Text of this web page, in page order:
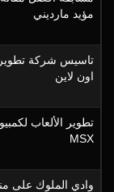
مؤيد مارديني
تاسيس شركة تطوير
اون لاين
تطوير الألعاب
MSX
وادي الملوك على